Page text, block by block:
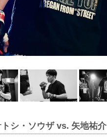
シ・ソウザ vs. 矢地祐介